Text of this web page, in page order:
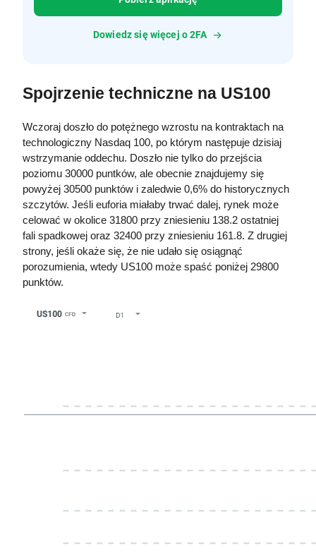
Dowiedz się więcej o 2FA
Spojrzenie techniczne na US100
Wczoraj doszło do potężnego wzrostu na kontraktach na
technologiczny Nasdaq 100, po którym następuje dzisiaj
wstrzymanie oddechu. Doszło nie tylko do przejścia
poziomu 30000 puntków, ale obecnie znajdujemy się
powyżej 30500 punktów i zaledwie 0,6% do historycznych
szczytów. Jeśli euforia miałaby trwać dalej, rynek może
celować w okolice 31800 przy zniesieniu 138.2 ostatniej
fali spadkowej oraz 32400 przy zniesieniu 161.8. Z drugiej
strony, jeśli okaże się, że nie udało się osiągnąć
porozumienia, wtedy US100 może spaść poniżej 29800
punktów.